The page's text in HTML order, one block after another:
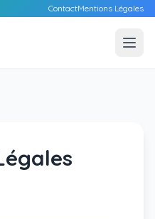
ContactMentions Légales